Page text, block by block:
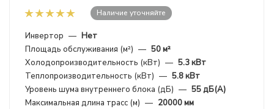
Наличие уточняйте
Инвертор — Нет
Площадь обслуживания (м²) — 50 м²
Холодопроизводительность (кВт) — 5.3 кВт
Теплопроизводительность (кВт) — 5.8 кВт
Уровень шума внутреннего блока (дБ) — 55 дБ(А)
Максимальная длина трасс (м) — 20000 мм